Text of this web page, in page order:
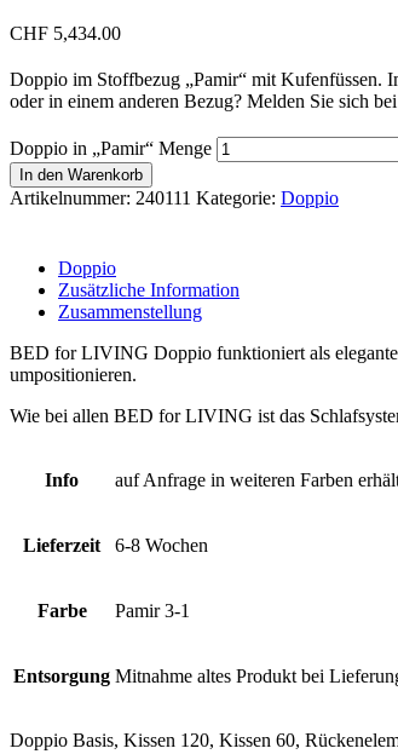
CHF 5,434.00
Doppio im Stoffbezug „Pamir“ mit Kufenfüssen.
oder in einem anderen Bezug? Melden Sie sich
Doppio in „Pamir“ Menge
In den Warenkorb
Artikelnummer: 240111 Kategorie: Doppio
Doppio
Zusätzliche Information
Zusammenstellung
BED for LIVING Doppio funktioniert als
umpositionieren.
Wie bei allen BED for LIVING ist das
Info auf Anfrage in weiteren Farben
Lieferzeit 6-8 Wochen
Farbe Pamir 3-1
Entsorgung Mitnahme altes Produkt bei
Doppio Basis, Kissen 120, Kissen 60,